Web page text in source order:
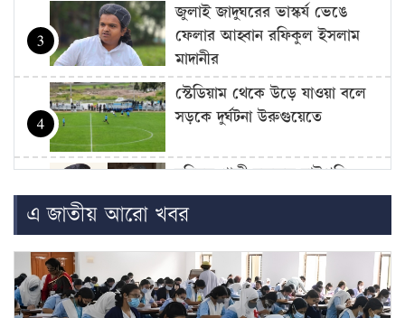
3
জুলাই জাদুঘরের ভাস্কর্য ভেঙে
ফেলার আহ্বান রফিকুল ইসলাম
মাদানীর
4
স্টেডিয়াম থেকে উড়ে যাওয়া বলে
সড়কে দুর্ঘটনা উরুগুয়েতে
5
বহিষ্কৃত গাজী নজরুল রাষ্ট্রপতি
নির্বাচনে ভোট দিতে পারবেন:
শিশির মনির
6
চাঁদপুরে ঝটিকা সফরে স্বাস্থ্যমন্ত্রী,
সিভিল সার্জনকে বদলির নির্দেশ
এ জাতীয় আরো খবর